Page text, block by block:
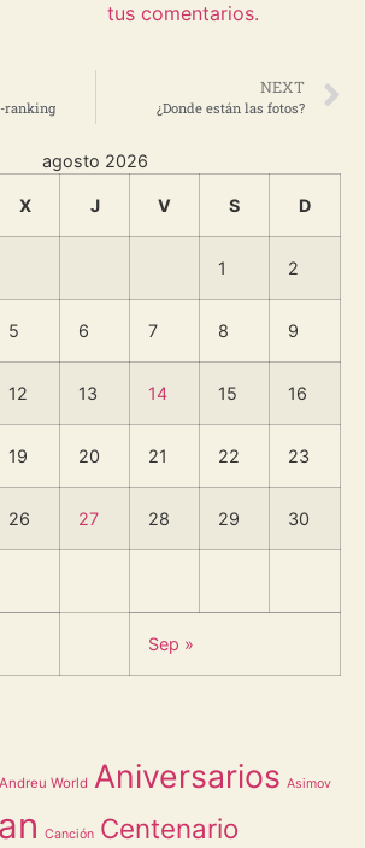
tus comentarios.
ranking
NEXT
¿Donde están las fotos?
agosto 2026
X J V S D
1 2
5 6 7 8 9
12 13 14 15 16
19 20 21 22 23
26 27 28 29 30
Sep »
Andreu World Aniversarios Asimov
Canción Centenario